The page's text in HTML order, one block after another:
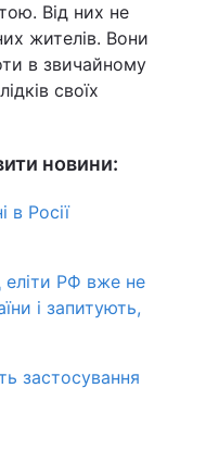
Від них не
жителів. Вони
в звичайному
своїх
новини:
в Росії
еліти РФ вже не
і запитують,
застосування